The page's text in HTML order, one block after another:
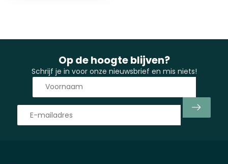
Op de hoogte blijven?
Schrijf je in voor onze nieuwsbrief en mis niets!